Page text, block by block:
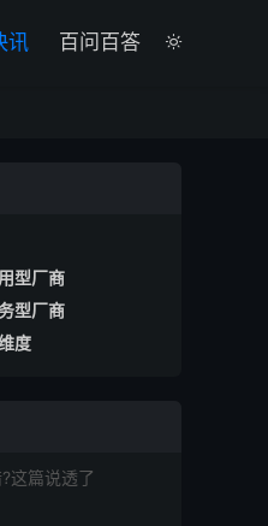

讯 百问百答
型厂商
型厂商
度
这篇说透了